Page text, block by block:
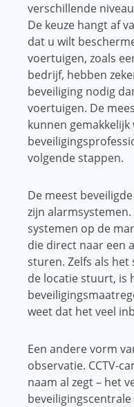
verschillende
De keuze hangt af
dat u wilt
voertuigen, zoals
bedrijf, hebben
beveiliging nodig
voertuigen. De
kunnen
volgende stappen.
De meest
zijn
systemen op de
die direct naar een
sturen. Zelfs als
de locatie stuurt, is
weet dat het veel
Een andere vorm
observatie. CCTV-
naam al zegt – het